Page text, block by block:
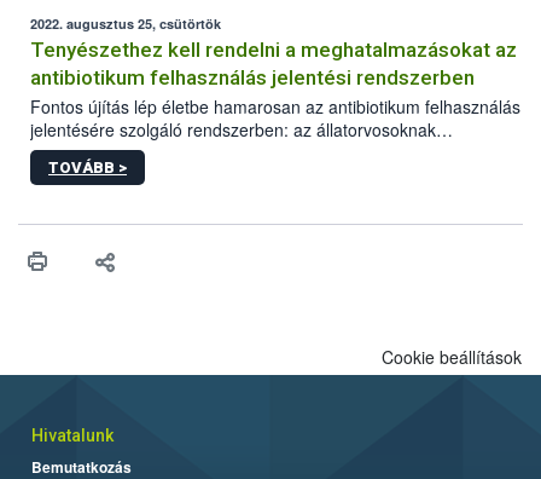
2022. augusztus 25, csütörtök
Tenyészethez kell rendelni a meghatalmazásokat az
antibiotikum felhasználás jelentési rendszerben
Fontos újítás lép életbe hamarosan az antibiotikum felhasználás
jelentésére szolgáló rendszerben: az állatorvosoknak
meghatalmazottjaikat konkrét tenyészetekhez kell rendelniük. A
jogosultságokat mind az online, mind a papír alapú
beállítani. Az augusztus 29-én élesedő fejlesztés az átláthatóbb
TOVÁBB >
Cookie beállítások
Hivatalunk
Bemutatkozás